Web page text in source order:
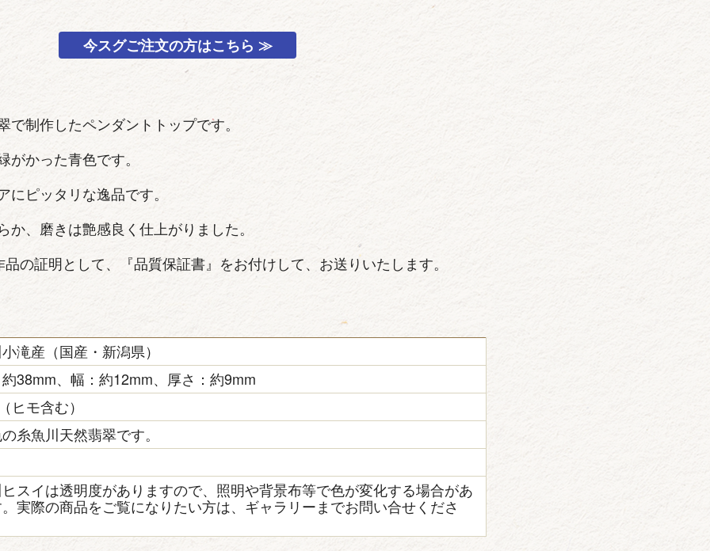
今スグご注文の方はこちら ≫
で制作したペンダントトップです。
かった青色です。
ピッタリな逸品です。
か、磨きは艶感良く仕上がりました。
の証明として、『品質保証書』をお付けして、お送りいたします。
滝産（国産・新潟県）
38mm、幅：約12mm、厚さ：約9mm
ヒモ含む）
糸魚川天然翡翠です。
スイは透明度がありますので、照明や背景布等で色が変化する場合があ
実際の商品をご覧になりたい方は、ギャラリーまでお問い合せくださ